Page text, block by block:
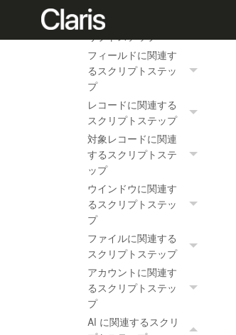
編集に関連するスク
フィールドに関連す
るスクリプトステッ
プ
レコードに関連する
スクリプトステップ
対象レコードに関連
するスクリプトステ
ップ
ウインドウに関連す
るスクリプトステッ
プ
ファイルに関連する
スクリプトステップ
アカウントに関連す
るスクリプトステッ
プ
AI に関連するスクリ